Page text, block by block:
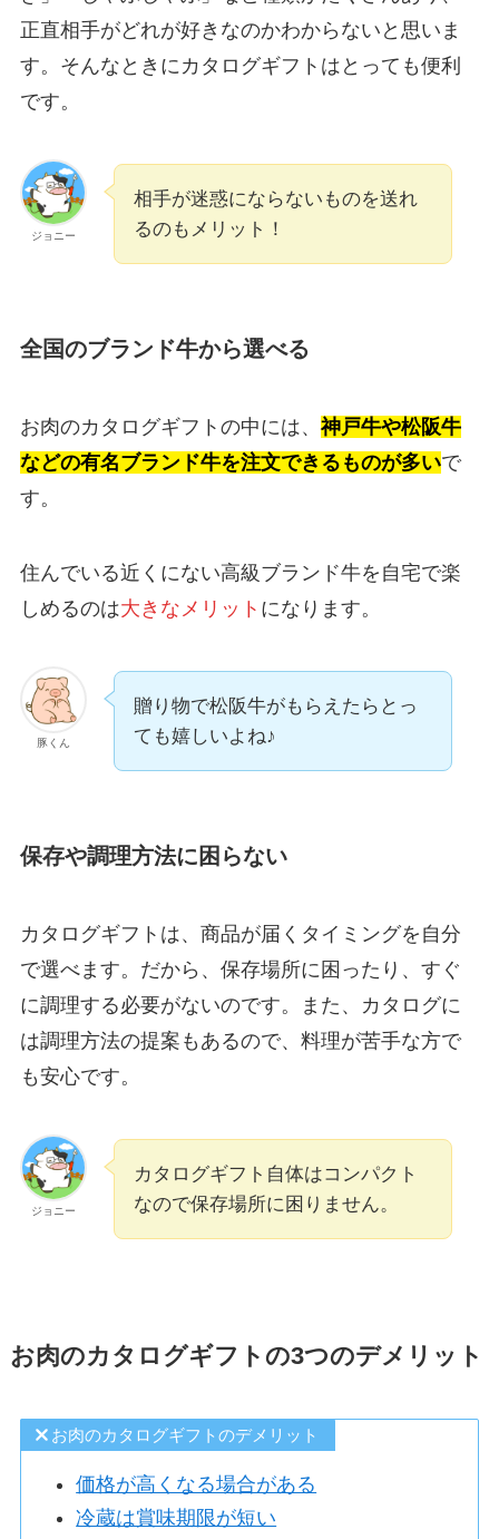
正直相手がどれが好きなのかわからないと思いま
す。そんなときにカタログギフトはとっても便利
です。
ジョニー
相手が迷惑にならないものを送れ
るのもメリット！
全国のブランド牛から選べる
お肉のカタログギフトの中には、 神戸牛や松阪牛
などの有名ブランド牛を注文できるものが多いで
す。
住んでいる近くにない高級ブランド牛を自宅で楽
しめるのは大きなメリット になります。
豚くん
贈り物で松阪牛がもらえたらとっ
ても嬉しいよね♪
保存や調理方法に困らない
カタログギフトは、商品が届くタイミングを自分
で選べます。だから、保存場所に困ったり、すぐ
に調理する必要がないのです。また、カタログに
は調理方法の提案もあるので、料理が苦手な方で
も安心です。
ジョニー
カタログギフト自体はコンパクト
なので保存場所に困りません。
お肉のカタログギフトの3つのデメリット
お肉のカタログギフトのデメリット
価格が高くなる場合がある
冷蔵は賞味期限が短い